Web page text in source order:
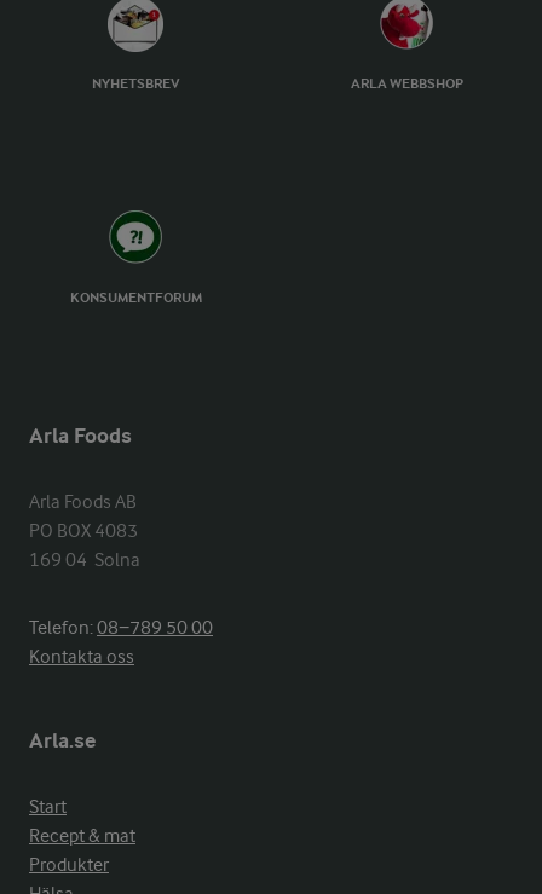
NYHETSBREV ARLA WEBBSHOP
KONSUMENTFORUM
Arla Foods
Arla Foods AB
PO BOX 4083
169 04  Solna
Telefon:08−789 50 00
Kontakta oss
Arla.se
Start
Recept & mat
Produkter